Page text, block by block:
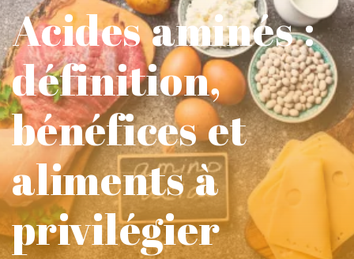
Acides aminés :
définition,
bénéfices et
aliments à
privilégier